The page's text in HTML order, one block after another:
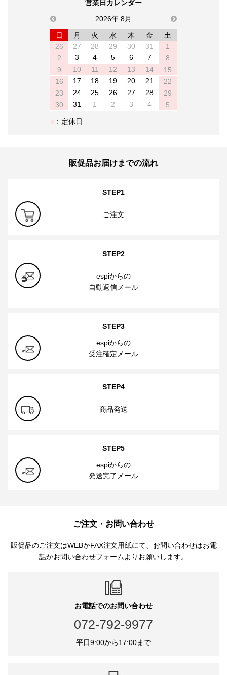
営業日カレンダー
previous
2026年 8月
next
日
月 火 水 木 金
土
26
27 28 29 30 31
1
2
3 4 5 6 7
8
9
10 11 12 13 14
15
16
17 18 19 20 21
22
23
24 25 26 27 28
29
30
31 1 2 3 4 5
：定休日
販促品お届けまでの流れ
STEP1
ご注文
STEP2
espiからの
自動返信メール
STEP3
espiからの
受注確定メール
STEP4
商品発送
STEP5
espiからの
発送完了メール
ご注文・お問い合わせ
販促品のご注文はWEBかFAX注文用紙にて、お問い合わせはお電
話かお問い合わせフォームよりお願いします。
お電話でのお問い合わせ
072-792-9977
平日9:00から17:00まで